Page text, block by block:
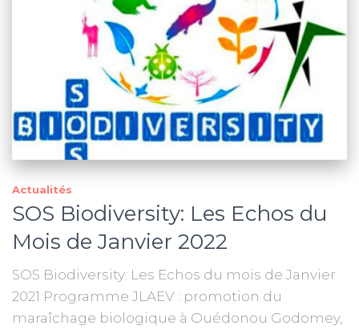
Actualités
SOS Biodiversity: Les Echos du
Mois de Janvier 2022
SOS Biodiversity: Les Echos du mois de Janvier
2021 Programme JLAEV : promotion du
maraîchage biologique à Ouédonou Godomey,